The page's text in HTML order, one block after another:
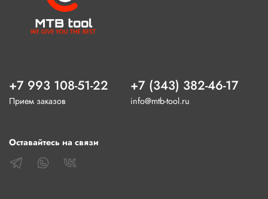
+7 993 108-51-22
Прием заказов
+7 (343) 382-46-17
info@mtb-tool.ru
Оставайтесь на связи